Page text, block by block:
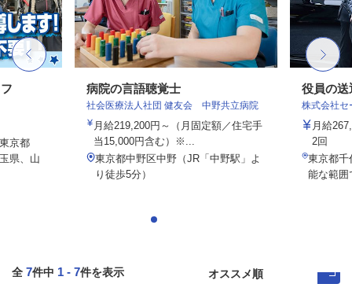
京都
県、山
病院の言語聴覚士
社会医療法人社団 健友会 中野共立病院
月給219,200円～（月固定額／住宅手
当15,000円含む）※...
東京都中野区中野（JR「中野駅」よ
り徒歩5分）
役員の送
株式会社
月給
2回
東京都
能な範囲
全 7件中 1 - 7件を表示